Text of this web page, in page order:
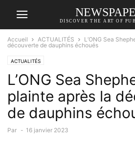
DISCOVER THE ART OF
Accueil ACTUALITÉS
L’ONG Sea
découverte de dauphins échoués
ACTUALITÉS
L’ONG Sea
plainte après la
de dauphins
Par - 16 janvier 2023